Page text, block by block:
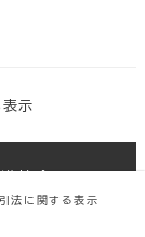
示
協会 All
法に関する表示